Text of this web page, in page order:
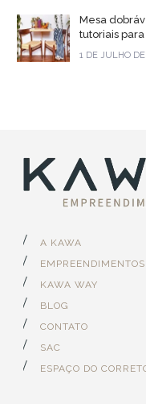
Mesa
tutoriais
1 DE JULHO
A KAWA
EMPREENDIMENTOS
KAWA WAY
BLOG
CONTATO
SAC
ESPAÇO DO